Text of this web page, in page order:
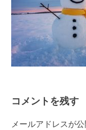
コメントを残す
メールアドレスが